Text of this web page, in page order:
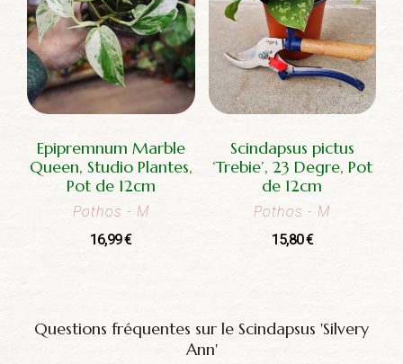
Epipremnum Marble
Queen, Studio Plantes,
Pot de 12cm
Pothos - M
16,99€
Scindapsus pictus
‘Trebie’, 23 Degre, Pot
de 12cm
Pothos - M
15,80€
Questions fréquentes sur le Scindapsus 'Silvery
Ann'